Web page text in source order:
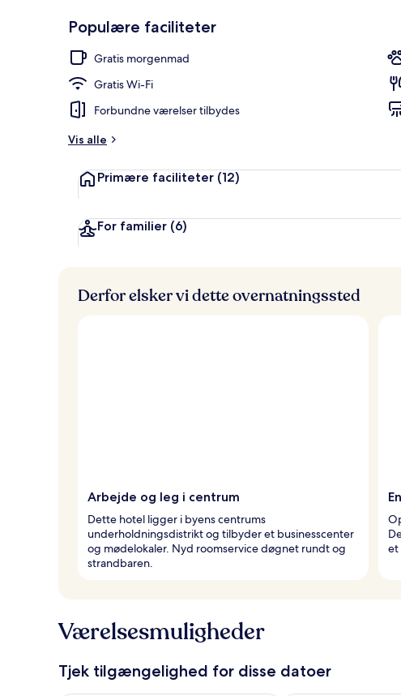
Populære faciliteter
Gratis morgenmad
Gratis Wi-Fi
Forbundne værelser tilbydes
Vis alle
Primære faciliteter (12)
For familier (6)
Derfor elsker vi dette overnatningssted
Arbejde og leg i centrum
Dette hotel ligger i byens centrums
underholdningsdistrikt og tilbyder et businesscenter
og mødelokaler. Nyd roomservice døgnet rundt og
strandbaren.
et
Værelsesmuligheder
Tjek tilgængelighed for disse datoer